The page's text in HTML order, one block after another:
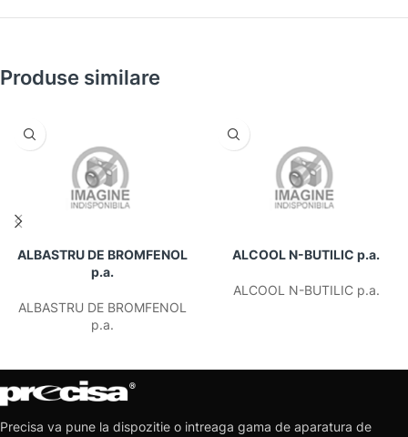
Produse similare
ALBASTRU DE BROMFENOL
p.a.
ALBASTRU DE BROMFENOL
p.a.
ALCOOL N-BUTILIC p.a.
ALCOOL N-BUTILIC p.a.
Precisa va pune la dispozitie o intreaga gama de aparatura de